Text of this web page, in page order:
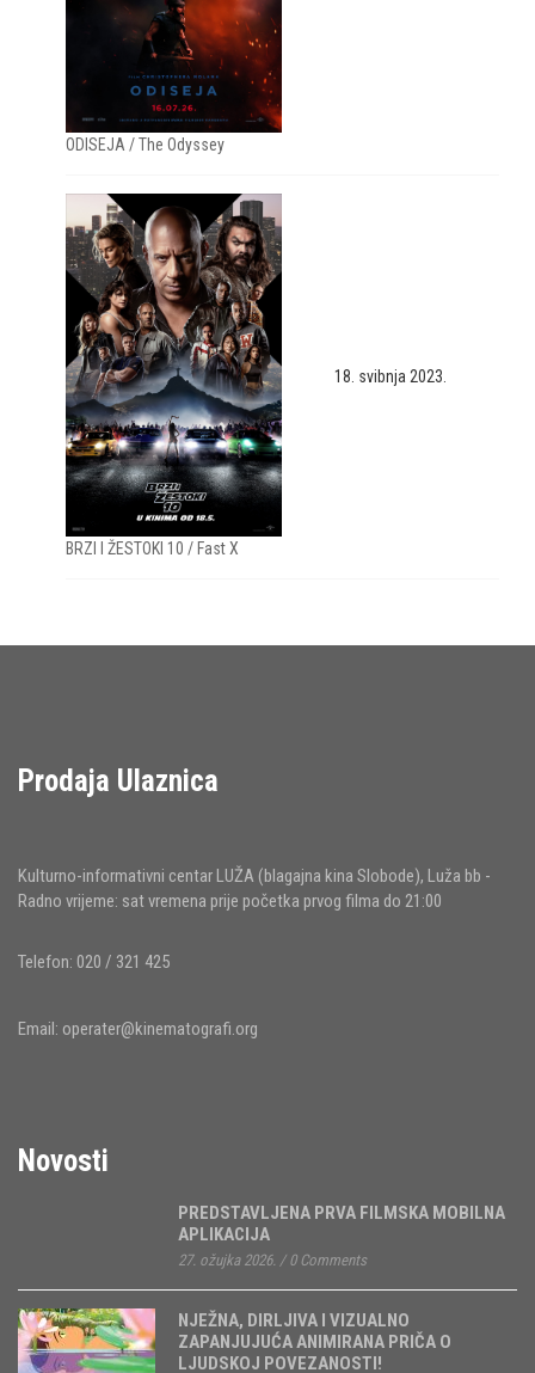
ODISEJA / The Odyssey
BRZI I ŽESTOKI 10 / Fast X
18. svibnja 2023.
Prodaja Ulaznica
Kulturno-informativni centar LUŽA (blagajna kina Slobode), Luža bb -
Radno vrijeme: sat vremena prije početka prvog filma do 21:00
Telefon: 020 / 321 425
Email: operater@kinematografi.org
Novosti
PREDSTAVLJENA PRVA FILMSKA MOBILNA
APLIKACIJA
27. ožujka 2026. / 0 Comments
NJEŽNA, DIRLJIVA I VIZUALNO
ZAPANJUJUĆA ANIMIRANA PRIČA O
LJUDSKOJ POVEZANOSTI!